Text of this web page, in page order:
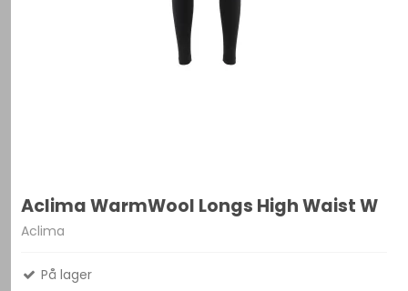
Aclima WarmWool Longs High Waist W
Aclima
På lager